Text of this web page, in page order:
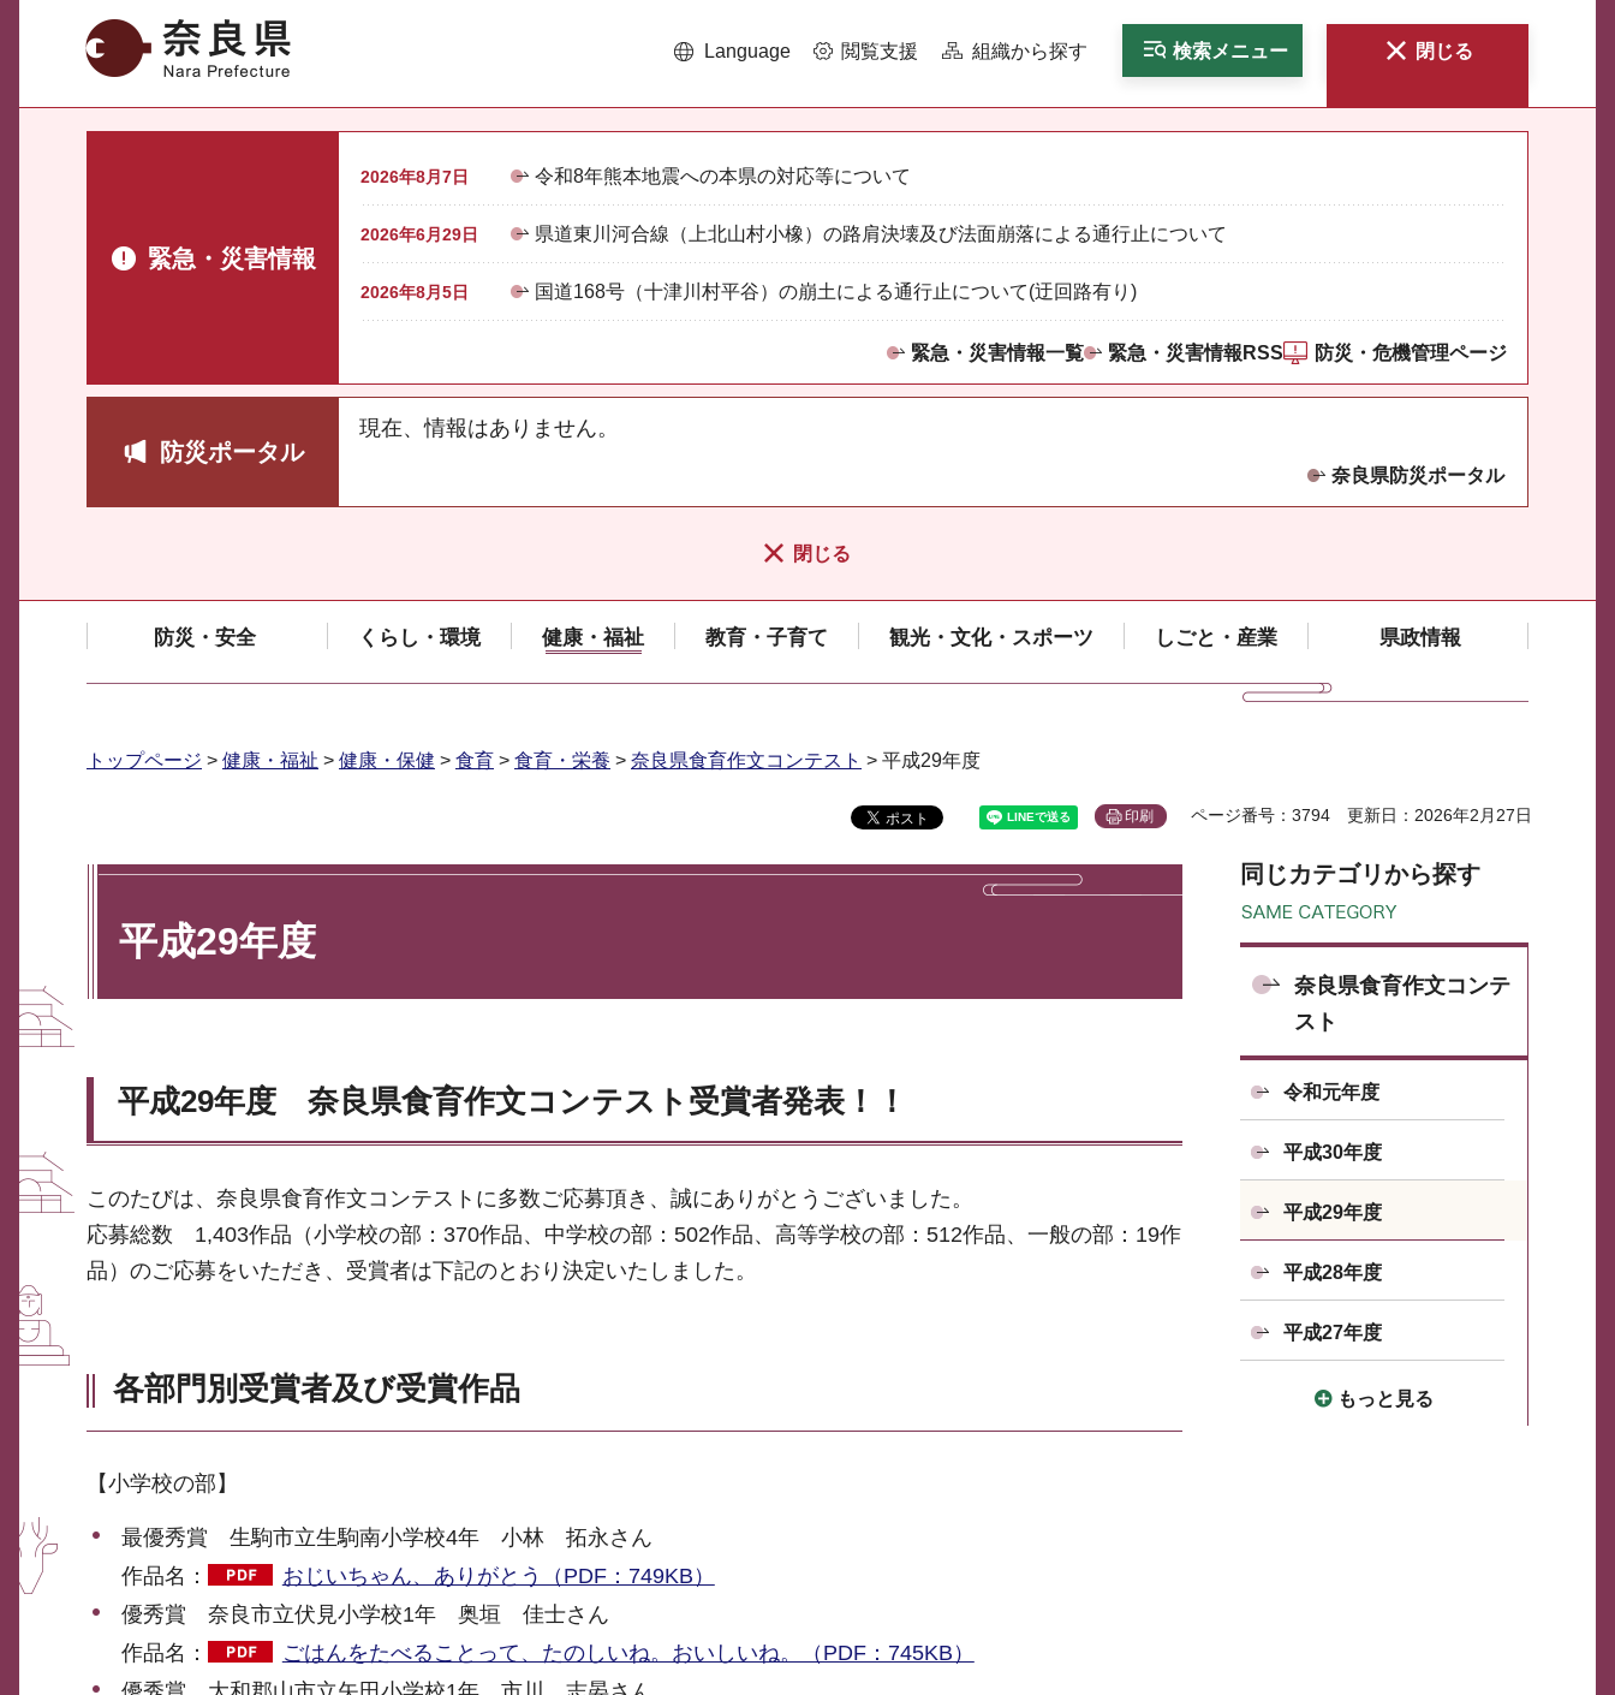
奈良県 Language 閲覧支援 組織から探す 検索メニュー 閉じる
緊急・災害情報
2026年8月7日 令和8年熊本地震への本県の対応等について
2026年6月29日 県道東川河合線（上北山村小橡）の路肩決壊及び法面崩落による通行止について
2026年8月5日 国道168号（十津川村平谷）の崩土による通行止について(迂回路有り)
緊急・災害情報一覧 緊急・災害情報RSS 防災・危機管理ページ
防災ポータル
現在、情報はありません。
奈良県防災ポータル
閉じる
防災・安全 くらし・環境 健康・福祉 教育・子育て 観光・文化・スポーツ しごと・産業 県政情報
トップページ > 健康・福祉 > 健康・保健 > 食育 > 食育・栄養 > 奈良県食育作文コンテスト > 平成29年度
印刷 ページ番号：3794 更新日：2026年2月27日
平成29年度
平成29年度 奈良県食育作文コンテスト受賞者発表！！
このたびは、奈良県食育作文コンテストに多数ご応募頂き、誠にありがとうございました。
応募総数 1,403作品（小学校の部：370作品、中学校の部：502作品、高等学校の部：512作品、一般の部：19作
品）のご応募をいただき、受賞者は下記のとおり決定いたしました。
各部門別受賞者及び受賞作品
【小学校の部】
最優秀賞 生駒市立生駒南小学校4年 小林 拓永さん
作品名：
おじいちゃん、ありがとう（PDF：749KB）
優秀賞 奈良市立伏見小学校1年 奥垣 佳士さん
作品名：
ごはんをたべることって、たのしいね。おいしいね。（PDF：745KB）
同じカテゴリから探す
奈良県食育作文コンテ
スト
令和元年度
平成30年度
平成29年度
平成28年度
平成27年度
もっと見る